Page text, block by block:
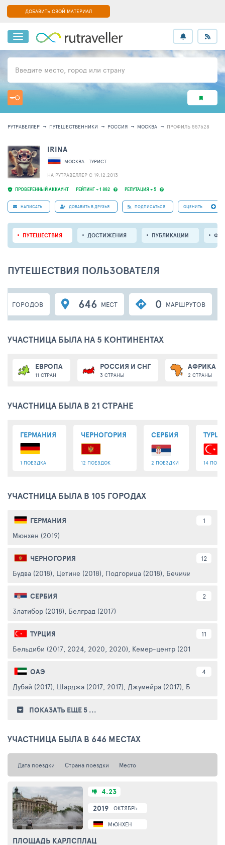
ДОБАВИТЬ СВОЙ МАТЕРИАЛ
Введите место, город или страну
РУТРАВЕЛЛЕР ПУТЕШЕСТВЕННИКИ РОССИЯ МОСКВА ПРОФИЛЬ 557628
ПРОВЕРЕННЫЙ АККАУНТ РЕЙТИНГ + 1 882 РЕПУТАЦИЯ + 5
IRINA
МОСКВА
ТУРИСТ
НА РУТРАВЕЛЛЕР C 19.12.2013
НАПИСАТЬ ДОБАВИТЬ В ДРУЗЬЯ ПОДПИСАТЬСЯ ОЦЕНИТЬ
ПУТЕШЕСТВИЯ ДОСТИЖЕНИЯ ПУБЛИКАЦИИ
ПУТЕШЕСТВИЯ ПОЛЬЗОВАТЕЛЯ
ГОРОДОВ 646 МЕСТ 0 МАРШРУТОВ
УЧАСТНИЦА БЫЛА НА 5 КОНТИНЕНТАХ
ЕВРОПА
11 СТРАН
РОССИЯ И СНГ
3 СТРАНЫ
АФРИКА
2 СТРАНЫ
УЧАСТНИЦА БЫЛА В 21 СТРАНЕ
ГЕРМАНИЯ
1 ПОЕЗДКА
ЧЕРНОГОРИЯ
12 ПОЕЗДОК
СЕРБИЯ
2 ПОЕЗДКИ 14
УЧАСТНИЦА БЫЛА В 105 ГОРОДАХ
ГЕРМАНИЯ 1
Мюнхен (2019)
ЧЕРНОГОРИЯ 12
Будва (2018), Цетине (2018), Подгорица (2018), Бечичи (2016)
СЕРБИЯ 2
Златибор (2018), Белград (2017)
ТУРЦИЯ 11
Бельдиби (2017, 2024, 2020, 2020), Кемер-центр (2017)
ОАЭ 4
Дубай (2017), Шарджа (2017, 2017), Джумейра (2017), Бур-Дубаи
ПОКАЗАТЬ ЕЩЕ 5 ...
УЧАСТНИЦА БЫЛА В 646 МЕСТАХ
Дата поездки Страна поездки Место
2019 ОКТЯБРЬ
МЮНХЕН
ПЛОЩАДЬ КАРЛСПЛАЦ
4.23